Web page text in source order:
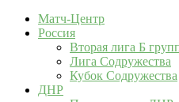
Матч-Центр
Россия
Вторая лига Б
Лига Содружества
Кубок Содружества
ДНР